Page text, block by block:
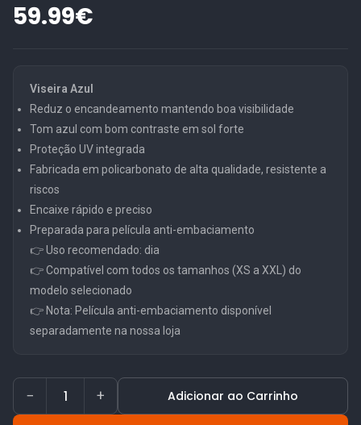
59.99€
Viseira Azul
Reduz o encandeamento mantendo boa visibilidade
Tom azul com bom contraste em sol forte
Proteção UV integrada
Fabricada em policarbonato de alta qualidade, resistente a
riscos
Encaixe rápido e preciso
Preparada para película anti-embaciamento
👉 Uso recomendado: dia
👉 Compatível com todos os tamanhos (XS a XXL) do
modelo selecionado
👉 Nota: Película anti-embaciamento disponível
separadamente na nossa loja
− + Adicionar ao Carrinho